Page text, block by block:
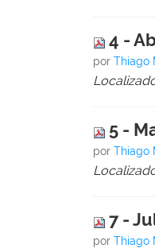
4 -
porThiago
5 -
porThiago
7 -
porThiago